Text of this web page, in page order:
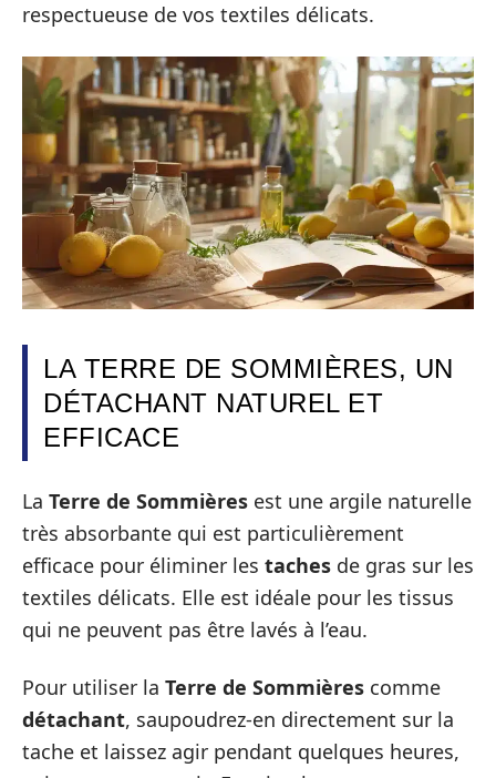
respectueuse de vos textiles délicats.
LA TERRE DE SOMMIÈRES, UN
DÉTACHANT NATUREL ET
EFFICACE
La Terre de Sommières est une argile naturelle
très absorbante qui est particulièrement
efficace pour éliminer les taches de gras sur les
textiles délicats. Elle est idéale pour les tissus
qui ne peuvent pas être lavés à l’eau.
Pour utiliser la Terre de Sommières comme
détachant, saupoudrez-en directement sur la
tache et laissez agir pendant quelques heures,